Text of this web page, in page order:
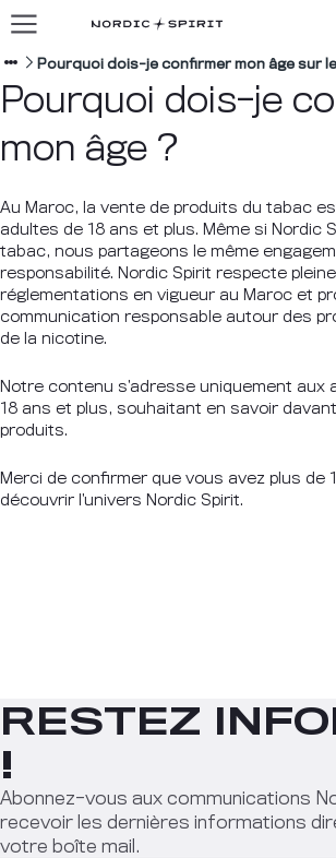
Nos saveurs
À propos de nous
Blog
FRANÇAIS
Pourquoi dois-je confirmer mon âge sur
Pourquoi dois-je
mon âge ?
Au Maroc, la vente de produits du tabac
adultes de 18 ans et plus. Même si Nordic
tabac, nous partageons le même
responsabilité. Nordic Spirit respecte
réglementations en vigueur au Maroc et
communication responsable autour des
de la nicotine.
Notre contenu s’adresse uniquement aux
18 ans et plus, souhaitant en savoir
produits.
Merci de confirmer que vous avez plus de
découvrir l’univers Nordic Spirit.
RESTEZ
!
Abonnez-vous aux communications
recevoir les dernières informations
votre boîte mail.